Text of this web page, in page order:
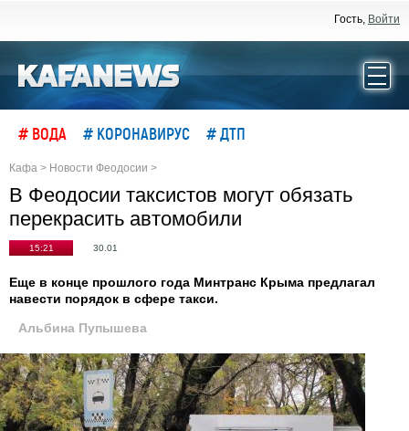
Гость, Войти
# ВОДА # КОРОНАВИРУС # ДТП
Кафа > Новости Феодосии >
В Феодосии таксистов могут обязать
перекрасить автомобили
15:21 30.01
Еще в конце прошлого года Минтранс Крыма предлагал
навести порядок в сфере такси.
Альбина Пупышева